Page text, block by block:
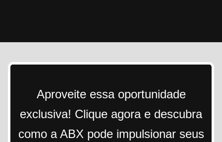
Aproveite essa oportunidade
exclusiva! Clique agora e descubra
como a ABX pode impulsionar seus